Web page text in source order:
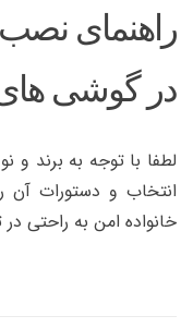
راهنمای نصب
در گوشی
لطفا با توجه به برند و
انتخاب و دستورات آن
خانواده امن به راحتی